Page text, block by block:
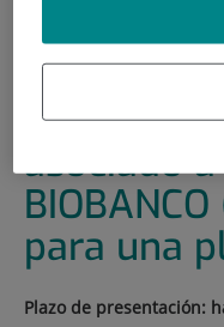
PLATAFOMA
asociado a
para una
Plazo de presentación: